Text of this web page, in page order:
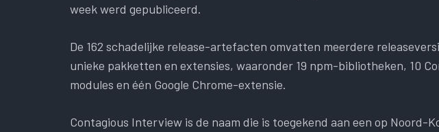
week werd gepubliceerd.
De 162 schadelijke release-artefacten omvatten meerdere
unieke pakketten en extensies, waaronder 19 npm-bibliotheken, 10
modules en één Google Chrome-extensie.
Contagious Interview is de naam die is toegekend aan een op Noord-